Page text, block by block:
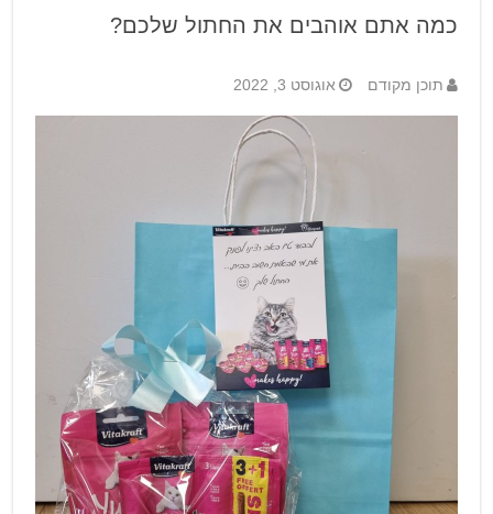
כמה אתם אוהבים את החתול שלכם?
תוכן מקודם אוגוסט 3, 2022